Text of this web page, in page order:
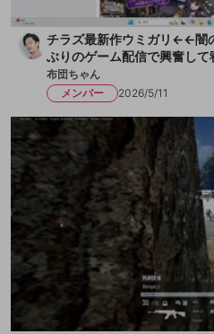
チラズ最新作ウミガリ←←闇
ぶりのゲーム配信で興奮して
布団ちゃん
メンバー
2026/5/11